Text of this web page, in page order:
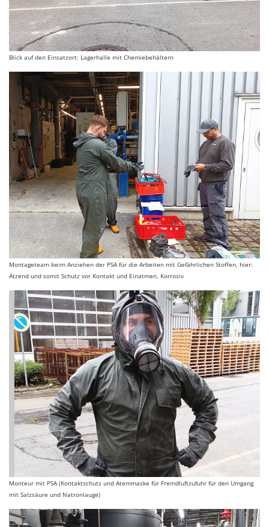
Blick auf den Einsatzort: Lagerhalle mit Chemiebehältern
Montageteam beim Anziehen der PSA für die Arbeiten mit Gefährlichen Stoffen, hier:
Ätzend und somit Schutz vor Kontakt und Einatmen, Korrosiv
Monteur mit PSA (Kontaktschutz und Atemmaske für Fremdluftzufuhr für den Umgang
mit Salzsäure und Natronlauge)